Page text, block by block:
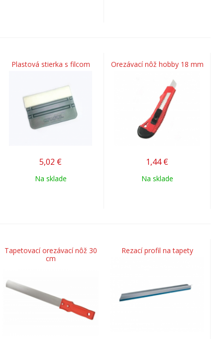
Plastová stierka s filcom
5,02 €
Na sklade
Orezávací nôž hobby 18 mm
1,44 €
Na sklade
Tapetovací orezávací nôž 30
cm
Rezací profil na tapety